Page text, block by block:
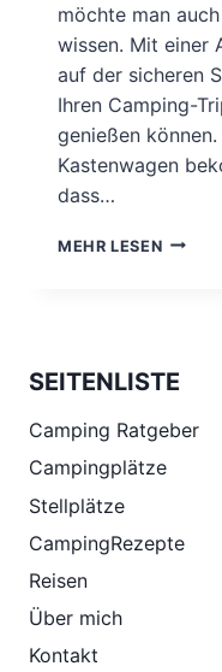
möchte man
wissen. Mit einer
auf der sicheren
Ihren Camping-
genießen
Kastenwagen
dass…
MEHR LESEN
EINE
SEITENLISTE
Camping Ratgeber
Campingplätze
Stellplätze
CampingRezepte
Reisen
Über mich
Kontakt